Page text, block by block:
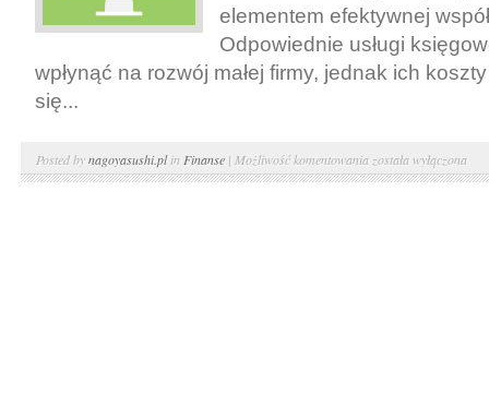
elementem efektywnej
Odpowiednie usługi
wpłynąć na rozwój małej firmy, jednak ich
się...
Posted bynagoyasushi.plin Finanse | Możliwość komentowania Zaufanie
do
została wyłączona